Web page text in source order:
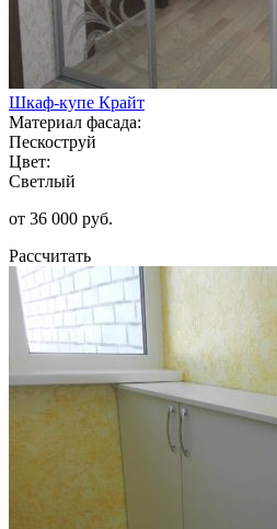
Шкаф-купе Крайт
Материал фасада:
Пескоструй
Цвет:
Светлый
от 36 000 руб.
Рассчитать